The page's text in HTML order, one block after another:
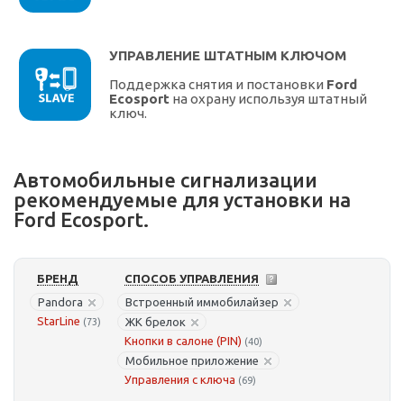
УПРАВЛЕНИЕ ШТАТНЫМ КЛЮЧОМ
Поддержка снятия и постановки Ford
Ecosport на охрану используя штатный
ключ.
Автомобильные сигнализации
рекомендуемые для установки на
Ford Ecosport.
БРЕНД
Pandora
StarLine (73)
СПОСОБ УПРАВЛЕНИЯ
Встроенный иммобилайзер
ЖК брелок
Кнопки в салоне (PIN) (40)
Мобильное приложение
Управления с ключа (69)